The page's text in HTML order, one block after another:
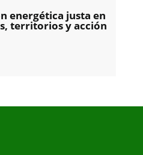
energética justa en
territorios y acción